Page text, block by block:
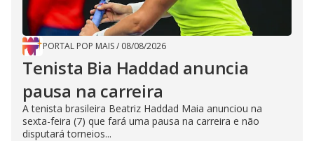
PORTAL POP MAIS/ 08/08/2026
Tenista Bia Haddad anuncia
pausa na carreira
A tenista brasileira Beatriz Haddad Maia anunciou na
sexta-feira (7) que fará uma pausa na carreira e não
disputará torneios...